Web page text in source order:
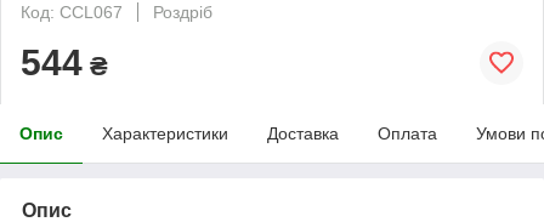
Код: CCL067
Роздріб
544 ₴
Опис Характеристики Доставка Оплата Умови
Опис